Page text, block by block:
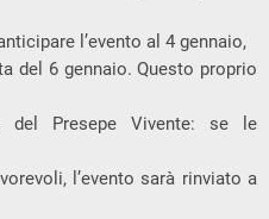
l’evento al 4 gennaio,
del 6 gennaio. Questo proprio
del Presepe Vivente: se le
l’evento sarà rinviato a